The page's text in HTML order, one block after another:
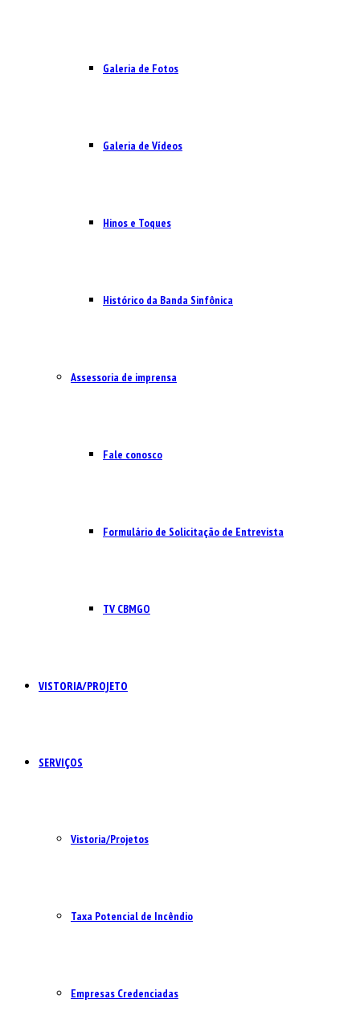
Galeria de Fotos
Galeria de Vídeos
Hinos e Toques
Histórico da Banda Sinfônica
Assessoria de imprensa
Fale conosco
Formulário de Solicitação de Entrevista
TV CBMGO
VISTORIA/PROJETO
SERVIÇOS
Vistoria/Projetos
Taxa Potencial de Incêndio
Empresas Credenciadas